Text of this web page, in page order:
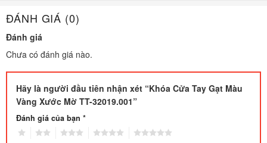
ĐÁNH GIÁ (0)
Đánh giá
Chưa có đánh giá nào.
Hãy là người đầu tiên nhận xét “Khóa Cửa Tay Gạt Màu
Vàng Xước Mờ TT-32019.001”
Đánh giá của bạn *